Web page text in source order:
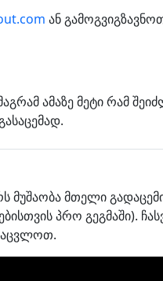
ან
ამაზე მეტი რამ
მუშაობა მთელი
პრო გეგმაში).